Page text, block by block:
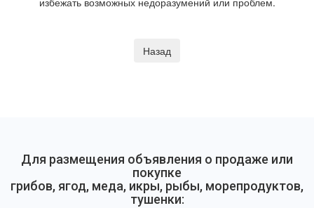
Для размещения объявления о продаже или
покупке
грибов, ягод, меда, икры, рыбы, морепродуктов,
тушенки: